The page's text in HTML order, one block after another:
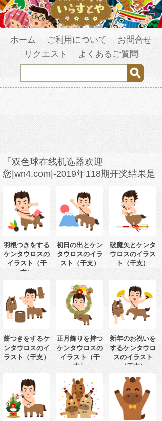
ホーム ご利用について
お問合せ
リクエスト
よくあるご質問
「双色球在线机选器欢迎
您|wn4.com|-2019年118期开奖结果是
多少-w3b2s1-2023年3月24日14时23分
41秒-s69943fco.com」の検索結果
羽根つきをする
ケンタウロスの
イラスト（干
支）
初日の出とケン
タウロスのイラ
スト（干支）
破魔矢とケンタ
ウロスのイラス
ト（干支）
餅つきをするケ
ンタウロスのイ
ラスト（干支）
正月飾りを持つ
ケンタウロスの
イラスト（干
支）
新年のお祝いを
するケンタウロ
スのイラスト
（干支）